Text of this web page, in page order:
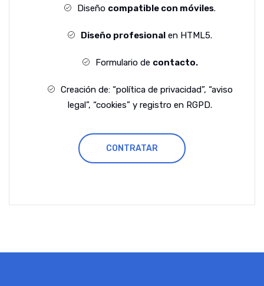
Diseño compatible con móviles.
Diseño profesional en HTML5.
Formulario de contacto.
Creación de: “política de privacidad”, “aviso
legal”, “cookies” y registro en RGPD.
CONTRATAR